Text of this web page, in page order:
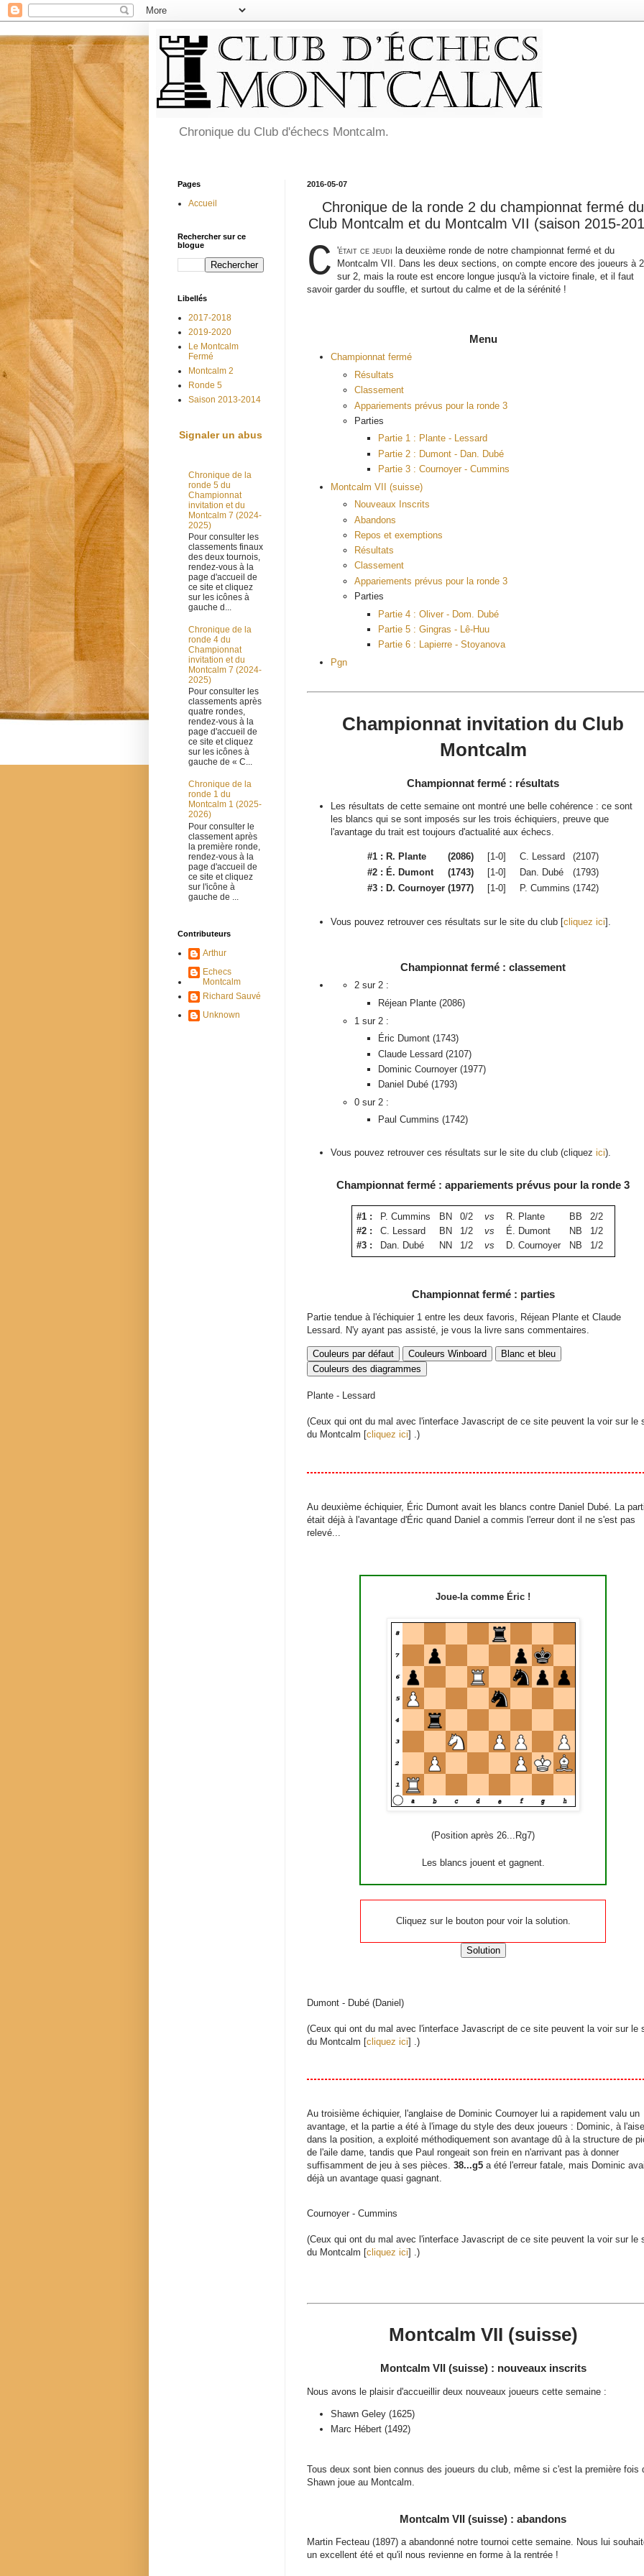
Chronique du Club d'échecs Montcalm.
2016-05-07
Chronique de la ronde 2 du championnat fermé du
Club Montcalm et du Montcalm VII (saison 2015-
C 'était ce jeudi la deuxième ronde de notre championnat fermé et du
Montcalm VII. Dans les deux sections, on compte encore des joueurs à 2
sur 2, mais la route est encore longue jusqu'à la victoire finale, et il faut
savoir garder du souffle, et surtout du calme et de la sérénité !
Menu
Championnat fermé
Résultats
Classement
Appariements prévus pour la ronde 3
Parties
Partie 1 : Plante - Lessard
Partie 2 : Dumont - Dan. Dubé
Partie 3 : Cournoyer - Cummins
Montcalm VII (suisse)
Nouveaux Inscrits
Abandons
Repos et exemptions
Résultats
Classement
Appariements prévus pour la ronde 3
Parties
Partie 4 : Oliver - Dom. Dubé
Partie 5 : Gingras - Lê-Huu
Partie 6 : Lapierre - Stoyanova
Pgn
Championnat invitation du Club
Montcalm
Championnat fermé : résultats
Les résultats de cette semaine ont montré une belle cohérence : ce sont
les blancs qui se sont imposés sur les trois échiquiers, preuve que
l'avantage du trait est toujours d'actualité aux échecs.
#1 : R. Plante (2086) [1-0] C. Lessard
(2107)
#2 : É. Dumont (1743) [1-0] Dan. Dubé
(1793)
#3 : D. Cournoyer (1977) [1-0] P. Cummins (1742)
Vous pouvez retrouver ces résultats sur le site du club [cliquez ici].
Championnat fermé : classement
2 sur 2 :
Réjean Plante (2086)
1 sur 2 :
Éric Dumont (1743)
Claude Lessard (2107)
Dominic Cournoyer (1977)
Daniel Dubé (1793)
0 sur 2 :
Paul Cummins (1742)
Vous pouvez retrouver ces résultats sur le site du club (cliquez ici).
Championnat fermé : appariements prévus pour la ronde 3
#1 : P. Cummins B N 0/2 vs R. Plante B B
2/2
#2 :
C. Lessard B N 1/2 vs É. Dumont N B
1/2
#3 :
Dan. Dubé N N 1/2 vs D. Cournoyer N B 1/2
Championnat fermé : parties
Partie tendue à l'échiquier 1 entre les deux favoris, Réjean Plante et Claude
Lessard. N'y ayant pas assisté, je vous la livre sans commentaires.
Couleurs par défaut Couleurs Winboard
Blanc et bleu
Couleurs des diagrammes
Plante - Lessard
(Ceux qui ont du mal avec l'interface Javascript de ce site peuvent la voir sur le
du Montcalm [cliquez ici] .)
Au deuxième échiquier, Éric Dumont avait les blancs contre Daniel Dubé. La
était déjà à l'avantage d'Éric quand Daniel a commis l'erreur dont il ne s'est pas
relevé...
Joue-la comme Éric !
(Position après 26...Rg7)
Les blancs jouent et gagnent.
Cliquez sur le bouton pour voir la solution.
Solution
Dumont - Dubé (Daniel)
(Ceux qui ont du mal avec l'interface Javascript de ce site peuvent la voir sur le
du Montcalm [cliquez ici] .)
Au troisième échiquier, l'anglaise de Dominic Cournoyer lui a rapidement valu un
avantage, et la partie a été à l'image du style des deux joueurs : Dominic, à l'aise
dans la position, a exploité méthodiquement son avantage dû à la structure de
de l'aile dame, tandis que Paul rongeait son frein en n'arrivant pas à donner
suffisamment de jeu à ses pièces. 38...g5 a été l'erreur fatale, mais Dominic
déjà un avantage quasi gagnant.
Cournoyer - Cummins
(Ceux qui ont du mal avec l'interface Javascript de ce site peuvent la voir sur le
du Montcalm [cliquez ici] .)
Montcalm VII (suisse)
Montcalm VII (suisse) : nouveaux inscrits
Nous avons le plaisir d'accueillir deux nouveaux joueurs cette semaine :
Shawn Geley (1625)
Marc Hébert (1492)
Tous deux sont bien connus des joueurs du club, même si c'est la première fois
Shawn joue au Montcalm.
Montcalm VII (suisse) : abandons
Martin Fecteau (1897) a abandonné notre tournoi cette semaine. Nous lui
un excellent été et qu'il nous revienne en forme à la rentrée !
Pages
Accueil
Rechercher sur ce
blogue
Libellés
2017-2018
2019-2020
Le Montcalm
Fermé
Montcalm 2
Ronde 5
Saison 2013-2014
Signaler un abus
Chronique de la
ronde 5 du
Championnat
invitation et du
Montcalm 7 (2024-
2025)
Pour consulter les
classements finaux
des deux tournois,
rendez-vous à la
page d'accueil de
ce site et cliquez
sur les icônes à
gauche d...
Chronique de la
ronde 4 du
Championnat
invitation et du
Montcalm 7 (2024-
2025)
Pour consulter les
classements après
quatre rondes,
rendez-vous à la
page d'accueil de
ce site et cliquez
sur les icônes à
gauche de « C...
Chronique de la
ronde 1 du
Montcalm 1 (2025-
2026)
Pour consulter le
classement après
la première ronde,
rendez-vous à la
page d'accueil de
ce site et cliquez
sur l'icône à
gauche de ...
Contributeurs
Arthur
Echecs
Montcalm
Richard Sauvé
Unknown